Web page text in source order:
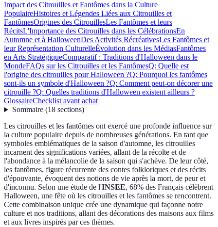
Impact des Citrouilles et Fantômes dans la Culture
PopulaireHistoires et Légendes Liées aux Citrouilles et
FantômesOrigines des CitrouillesLes Fantômes et leurs
RécitsL'Importance des Citrouilles dans les CélébrationsEn
Automne et à HalloweenDes Activités RécréativesLes Fantômes et
leur Représentation CulturelleÉvolution dans les MédiasFantômes
en Arts StratégiqueComparatif : Traditions d'Halloween dans le
MondeFAQs sur les Citrouilles et les FantômesQ: Quelle est
l'origine des citrouilles pour Halloween ?Q: Pourquoi les fantômes
sont-ils un symbole d'Halloween ?Q: Comment peut-on décorer une
citrouille ?Q: Quelles traditions d'Halloween existent ailleurs ?
GlossaireChecklist avant achat
Sommaire(18 sections)
Les citrouilles et les fantômes ont exercé une profonde influence sur
la culture populaire depuis de nombreuses générations. En tant que
symboles emblématiques de la saison d'automne, les citrouilles
incarnent des significations variées, allant de la récolte et de
l'abondance à la mélancolie de la saison qui s'achève. De leur côté,
les fantômes, figure récurrente des contes folkloriques et des récits
d'épouvante, évoquent des notions de vie après la mort, de peur et
d'inconnu. Selon une étude de l'INSEE, 68% des Français célèbrent
Halloween, une fête où les citrouilles et les fantômes se rencontrent.
Cette combinaison unique crée une dynamique qui façonne notre
culture et nos traditions, allant des décorations des maisons aux films
et aux livres inspirés par ces thèmes.